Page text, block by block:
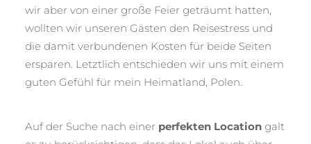
wir aber von einer große Feier geträumt hatten,
wollten wir unseren Gästen den Reisestress und
die damit verbundenen Kosten für beide Seiten
ersparen. Letztlich entschieden wir uns mit einem
guten Gefühl für mein Heimatland, Polen.
Auf der Suche nach einer perfekten Location galt